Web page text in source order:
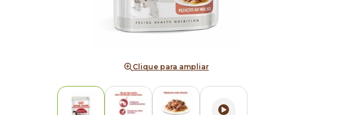
Clique para ampliar